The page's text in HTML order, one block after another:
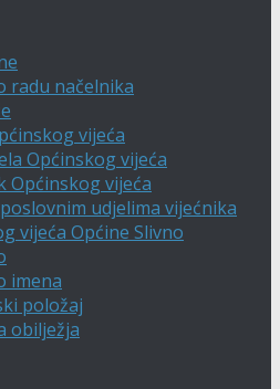
radu načelnika
vijeća
Općinskog vijeća
Općinskog vijeća
udjelima vijećnika
vijeća Općine Slivno
imena
položaj
obilježja